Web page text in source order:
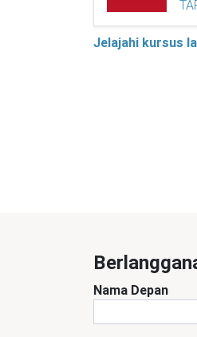
Jelajahi kursus
Nama Depan